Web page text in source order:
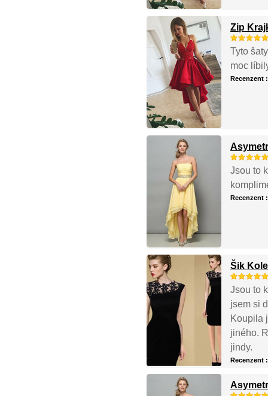
Zip
Tyto
moc
Recenzent
Jsou to
Recenzent
Šik
Jsou to
jsem si
Koupila
jiného.
jindy.
Recenzent